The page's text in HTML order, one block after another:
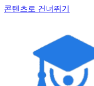
콘텐츠로 건너뛰기